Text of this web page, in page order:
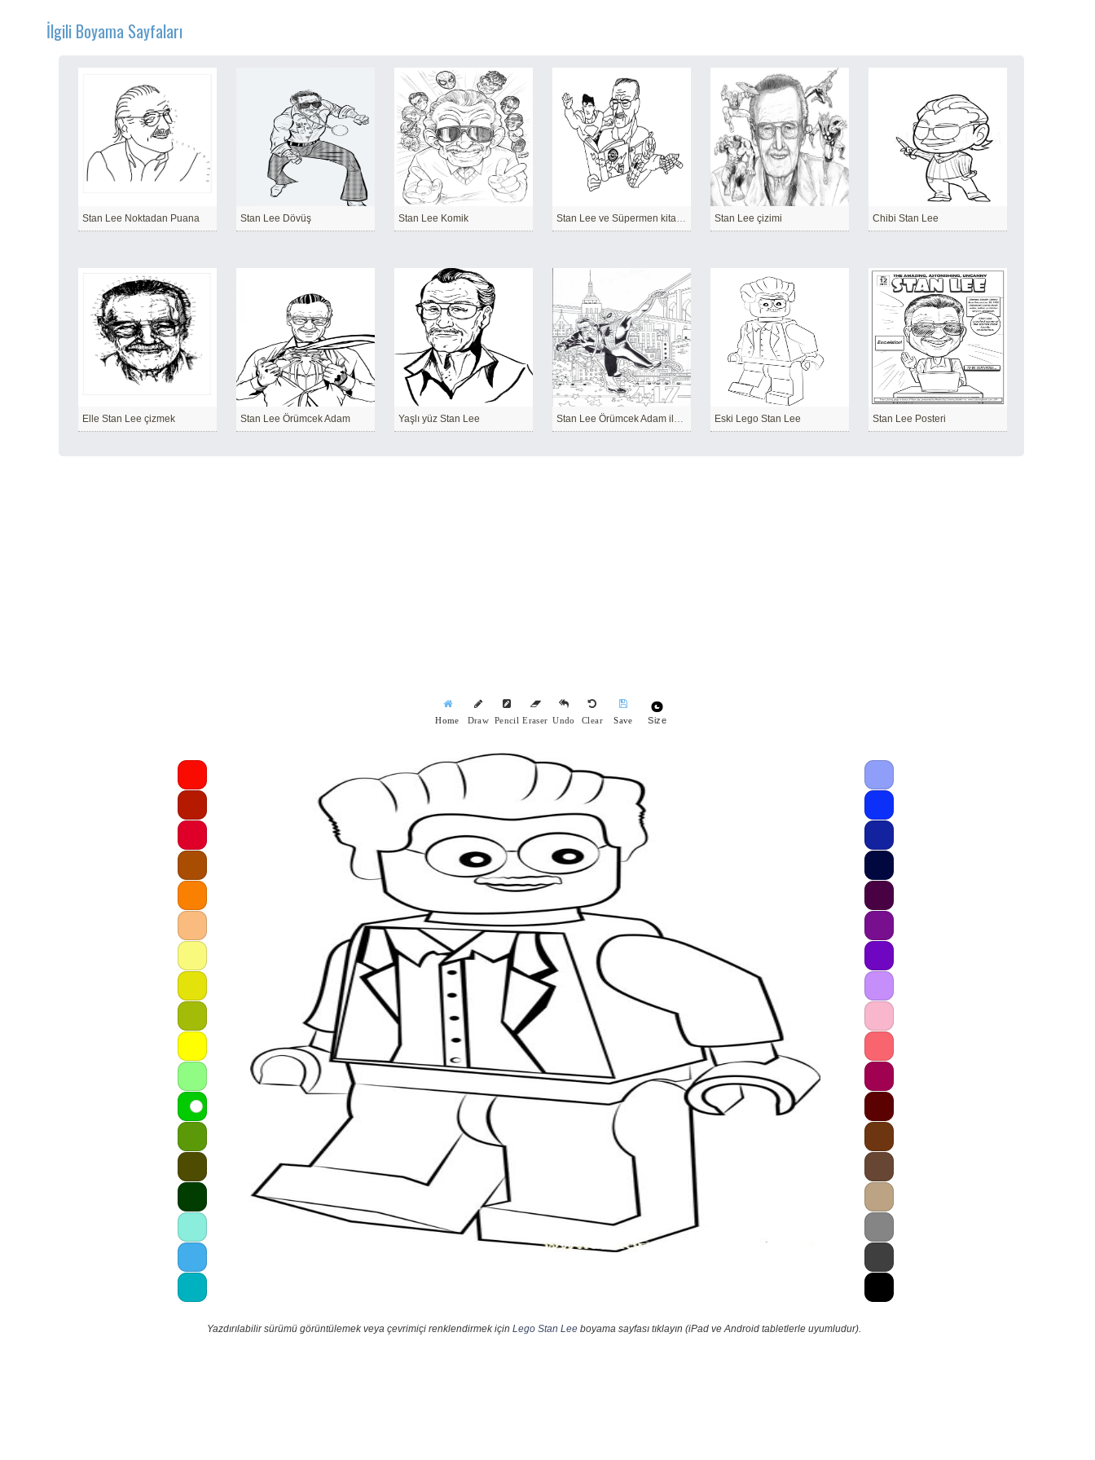
İlgili Boyama Sayfaları
Stan Lee Noktadan Puana Stan Lee Dövüş Stan Lee Komik Stan Lee ve Süpermen kitap Okuyor Stan Lee çizimi Chibi Stan Lee
Elle Stan Lee çizmek Stan Lee Örümcek Adam Yaşlı yüz Stan Lee Stan Lee Örümcek Adam ile Tanışıyor Eski Lego Stan Lee Stan Lee Posteri
Home Draw Pencil Eraser Undo Clear Save Size
Yazdırılabilir sürümü görüntülemek veya çevrimiçi renklendirmek için Lego Stan Lee boyama sayfası tıklayın (iPad ve Android tabletlerle uyumludur).